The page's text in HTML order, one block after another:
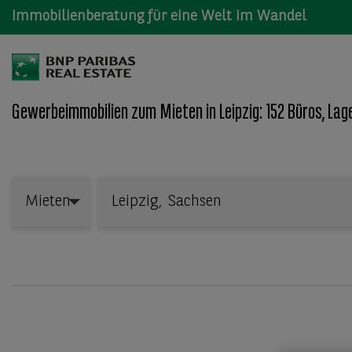
Immobilienberatung für eine Welt im Wandel
Gewerbeimmobilien zum Mieten in Leipzig: 152 Büros,
Mieten